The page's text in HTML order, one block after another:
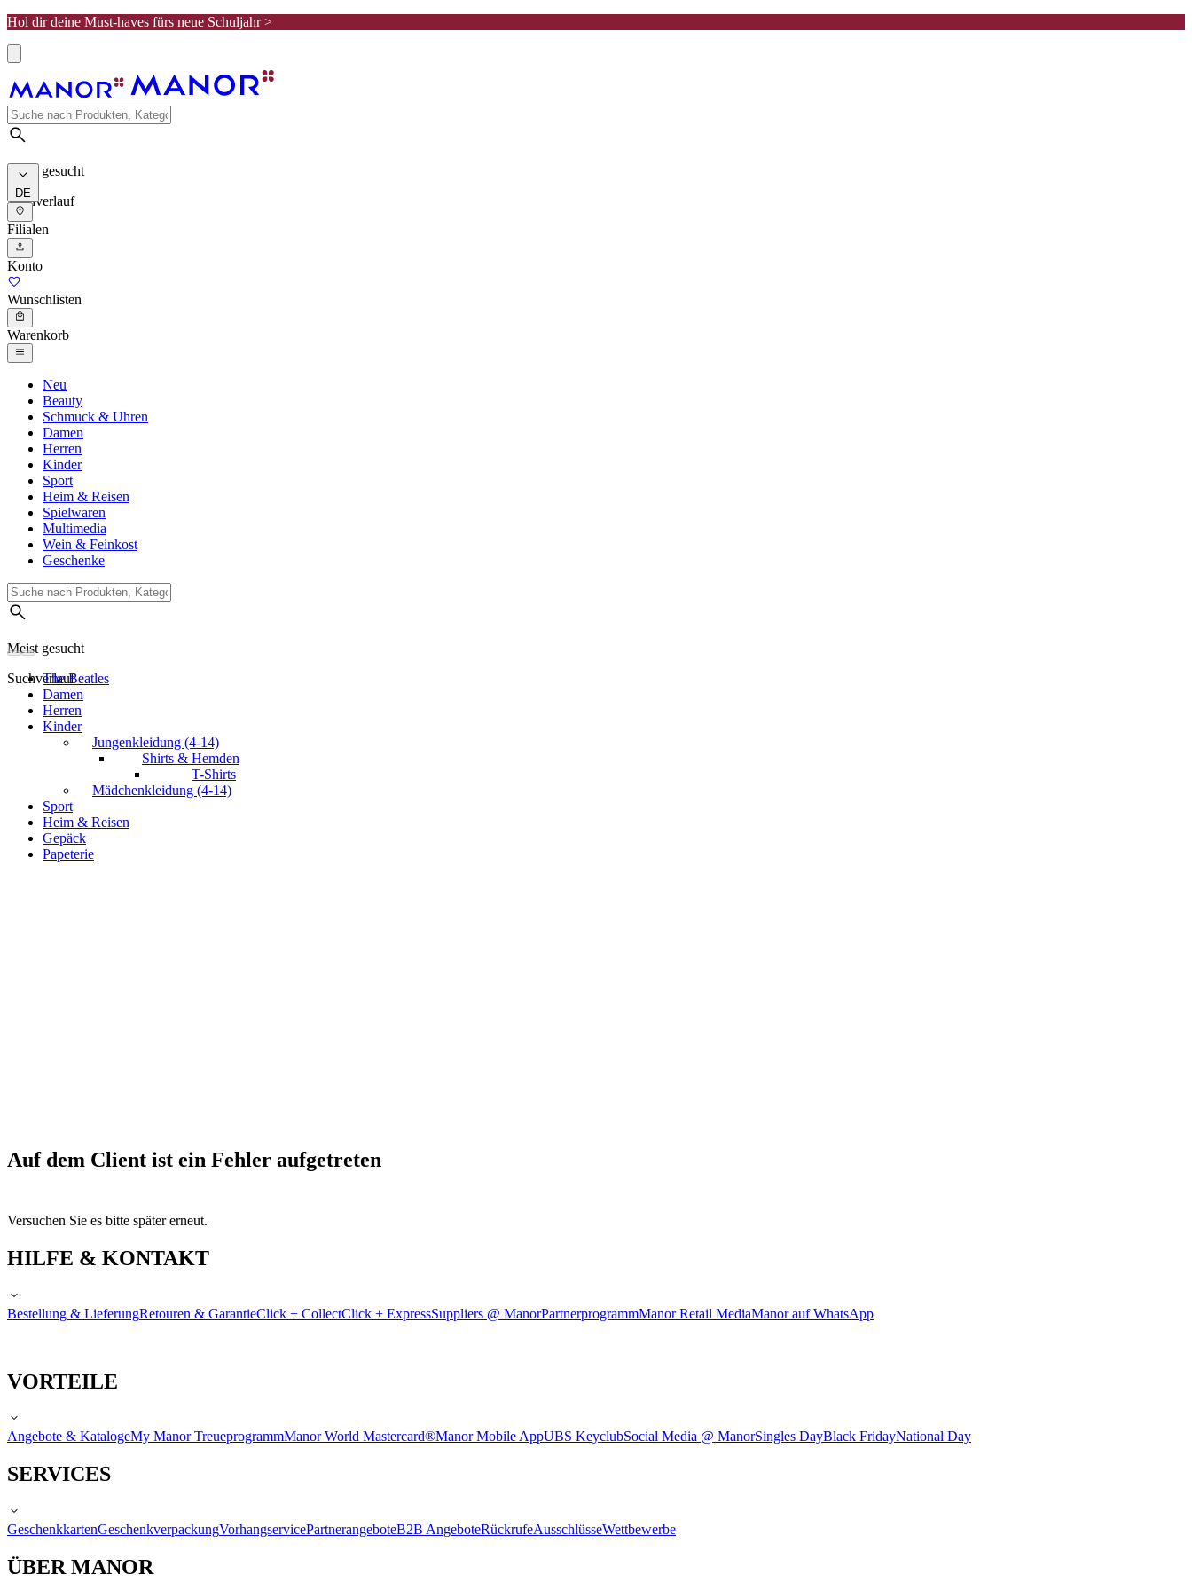
Hol dir deine Must-haves fürs neue Schuljahr >
Meist gesucht
Suchverlauf
DE
Filialen
Konto
Wunschlisten
Warenkorb
Neu
Beauty
Schmuck & Uhren
Damen
Herren
Kinder
Sport
Heim & Reisen
Spielwaren
Multimedia
Wein & Feinkost
Geschenke
Meist gesucht
SuchverlaufThe Beatles
Damen
Herren
Kinder
Jungenkleidung (4-14)
Shirts & Hemden
T-Shirts
Mädchenkleidung (4-14)
Sport
Heim & Reisen
Gepäck
Papeterie
Auf dem Client ist ein Fehler aufgetreten
Versuchen Sie es bitte später erneut.
HILFE & KONTAKT
Bestellung & LieferungRetouren & GarantieClick + CollectClick + ExpressSuppliers @ ManorPartnerprogrammManor Retail MediaManor auf WhatsApp
VORTEILE
Angebote & KatalogeMy Manor TreueprogrammManor World Mastercard®Manor Mobile AppUBS KeyclubSocial Media @ ManorSingles DayBlack FridayNational Day
SERVICES
GeschenkkartenGeschenkverpackungVorhangservicePartnerangeboteB2B AngeboteRückrufeAusschlüsseWettbewerbe
ÜBER MANOR